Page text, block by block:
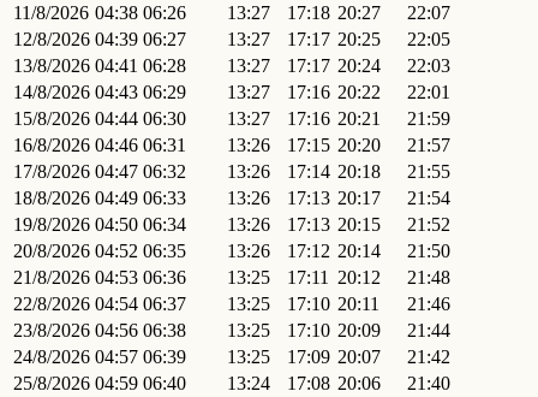
11/8/2026 04:38 06:26 13:27 17:18 20:27
22:07
12/8/2026 04:39 06:27 13:27 17:17 20:25
22:05
13/8/2026 04:41 06:28 13:27 17:17 20:24
22:03
14/8/2026 04:43 06:29 13:27 17:16 20:22
22:01
15/8/2026 04:44 06:30 13:27 17:16 20:21
21:59
16/8/2026 04:46 06:31 13:26 17:15 20:20
21:57
17/8/2026 04:47 06:32 13:26 17:14 20:18
21:55
18/8/2026 04:49 06:33 13:26 17:13 20:17
21:54
19/8/2026 04:50 06:34 13:26 17:13 20:15
21:52
20/8/2026 04:52 06:35 13:26 17:12 20:14
21:50
21/8/2026 04:53 06:36 13:25 17:11 20:12
21:48
22/8/2026 04:54 06:37 13:25 17:10 20:11
21:46
23/8/2026 04:56 06:38 13:25 17:10 20:09
21:44
24/8/2026 04:57 06:39 13:25 17:09 20:07
21:42
25/8/2026 04:59 06:40 13:24 17:08 20:06
21:40